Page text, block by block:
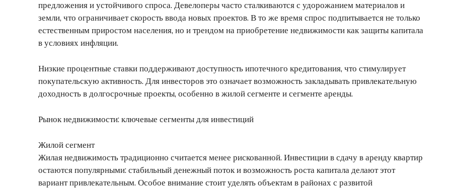
предложения и устойчивого спроса. Девелоперы часто сталкиваются с удорожанием материалов и
земли, что ограничивает скорость ввода новых проектов. В то же время спрос подпитывается не только
естественным приростом населения, но и трендом на приобретение недвижимости как защиты капитала
в условиях инфляции.
Низкие процентные ставки поддерживают доступность ипотечного кредитования, что стимулирует
покупательскую активность. Для инвесторов это означает возможность закладывать привлекательную
доходность в долгосрочные проекты, особенно в жилой сегменте и сегменте аренды.
Рынок недвижимости: ключевые сегменты для инвестиций
Жилой сегмент
Жилая недвижимость традиционно считается менее рискованной. Инвестиции в сдачу в аренду квартир
остаются популярными: стабильный денежный поток и возможность роста капитала делают этот
вариант привлекательным. Особое внимание стоит уделять объектам в районах с развитой